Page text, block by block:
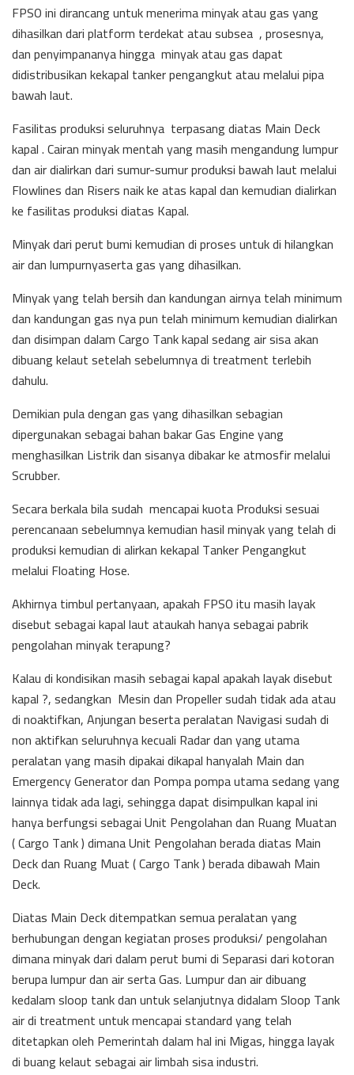
FPSO ini dirancang untuk menerima minyak atau gas yang
dihasilkan dari platform terdekat atau subsea , prosesnya,
dan penyimpananya hingga minyak atau gas dapat
didistribusikan kekapal tanker pengangkut atau melalui pipa
bawah laut.
Fasilitas produksi seluruhnya terpasang diatas Main Deck
kapal . Cairan minyak mentah yang masih mengandung lumpur
dan air dialirkan dari sumur-sumur produksi bawah laut melalui
Flowlines dan Risers naik ke atas kapal dan kemudian dialirkan
ke fasilitas produksi diatas Kapal.
Minyak dari perut bumi kemudian di proses untuk di hilangkan
air dan lumpurnyaserta gas yang dihasilkan.
Minyak yang telah bersih dan kandungan airnya telah minimum
dan kandungan gas nya pun telah minimum kemudian dialirkan
dan disimpan dalam Cargo Tank kapal sedang air sisa akan
dibuang kelaut setelah sebelumnya di treatment terlebih
dahulu.
Demikian pula dengan gas yang dihasilkan sebagian
dipergunakan sebagai bahan bakar Gas Engine yang
menghasilkan Listrik dan sisanya dibakar ke atmosfir melalui
Scrubber.
Secara berkala bila sudah mencapai kuota Produksi sesuai
perencanaan sebelumnya kemudian hasil minyak yang telah di
produksi kemudian di alirkan kekapal Tanker Pengangkut
melalui Floating Hose.
Akhirnya timbul pertanyaan, apakah FPSO itu masih layak
disebut sebagai kapal laut ataukah hanya sebagai pabrik
pengolahan minyak terapung?
Kalau di kondisikan masih sebagai kapal apakah layak disebut
kapal ?, sedangkan Mesin dan Propeller sudah tidak ada atau
di noaktifkan, Anjungan beserta peralatan Navigasi sudah di
non aktifkan seluruhnya kecuali Radar dan yang utama
peralatan yang masih dipakai dikapal hanyalah Main dan
Emergency Generator dan Pompa pompa utama sedang yang
lainnya tidak ada lagi, sehingga dapat disimpulkan kapal ini
hanya berfungsi sebagai Unit Pengolahan dan Ruang Muatan
( Cargo Tank ) dimana Unit Pengolahan berada diatas Main
Deck dan Ruang Muat ( Cargo Tank ) berada dibawah Main
Deck.
Diatas Main Deck ditempatkan semua peralatan yang
berhubungan dengan kegiatan proses produksi/ pengolahan
dimana minyak dari dalam perut bumi di Separasi dari kotoran
berupa lumpur dan air serta Gas. Lumpur dan air dibuang
kedalam sloop tank dan untuk selanjutnya didalam Sloop Tank
air di treatment untuk mencapai standard yang telah
ditetapkan oleh Pemerintah dalam hal ini Migas, hingga layak
di buang kelaut sebagai air limbah sisa industri.